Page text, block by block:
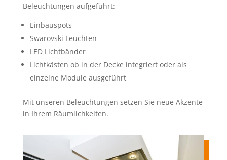
Beleuchtungen aufgeführt:
Einbauspots
Swarovski Leuchten
LED Lichtbänder
Lichtkästen ob in der Decke integriert oder als
einzelne Module ausgeführt
Mit unseren Beleuchtungen setzen Sie neue Akzente
in Ihrem Räumlichkeiten.